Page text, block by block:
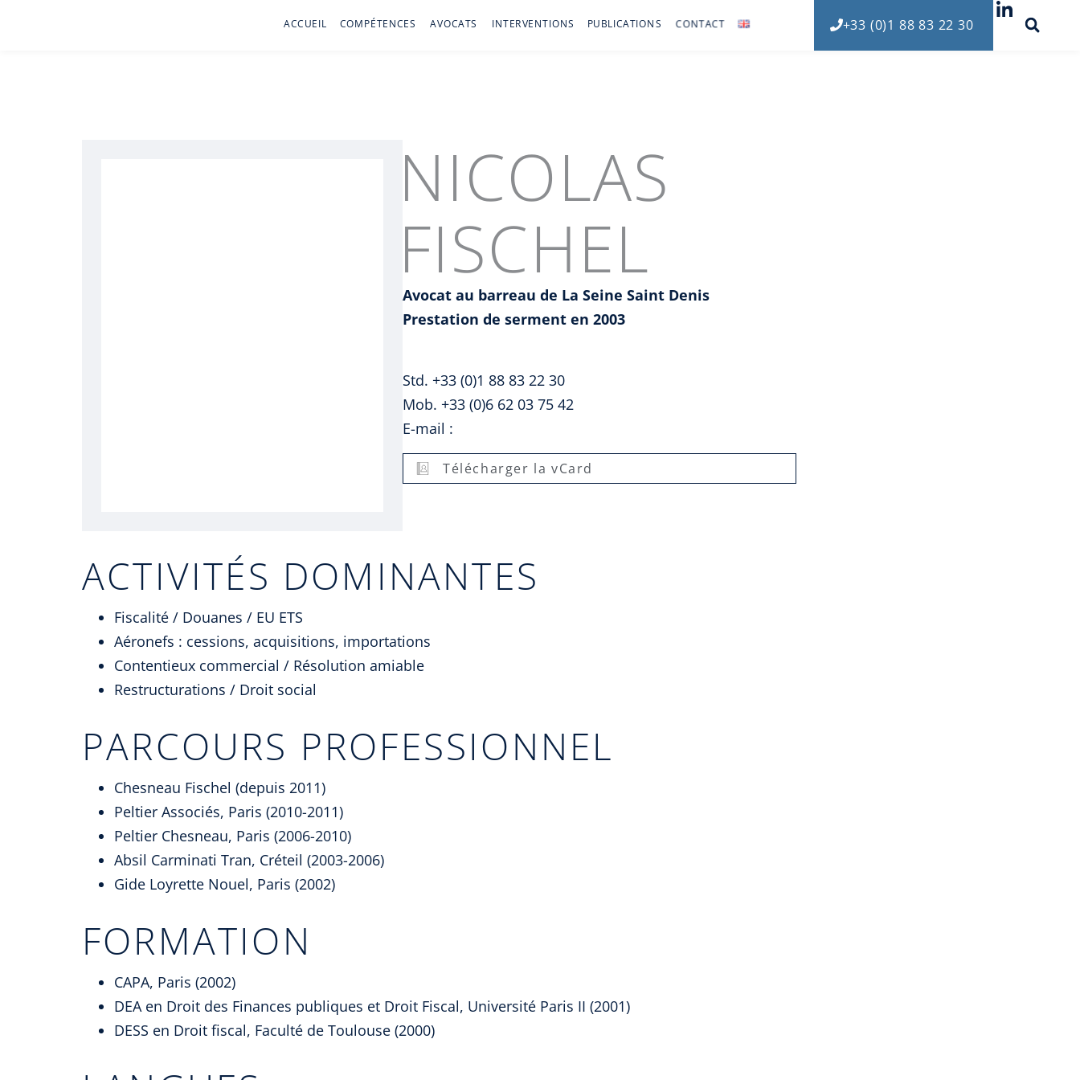
ACCUEIL COMPÉTENCES AVOCATS INTERVENTIONS PUBLICATIONS CONTACT +33 (0)1 88 83 22 30
NICOLAS
FISCHEL
Avocat au barreau de La Seine Saint Denis
Prestation de serment en 2003
Std. +33 (0)1 88 83 22 30
Mob. +33 (0)6 62 03 75 42
E-mail :
Télécharger la vCard
ACTIVITÉS DOMINANTES
Fiscalité / Douanes / EU ETS
Aéronefs : cessions, acquisitions, importations
Contentieux commercial / Résolution amiable
Restructurations / Droit social
PARCOURS PROFESSIONNEL
Chesneau Fischel (depuis 2011)
Peltier Associés, Paris (2010-2011)
Peltier Chesneau, Paris (2006-2010)
Absil Carminati Tran, Créteil (2003-2006)
Gide Loyrette Nouel, Paris (2002)
FORMATION
CAPA, Paris (2002)
DEA en Droit des Finances publiques et Droit Fiscal, Université Paris II (2001)
DESS en Droit fiscal, Faculté de Toulouse (2000)